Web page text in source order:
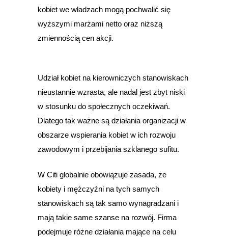
kobiet we władzach mogą pochwalić się
wyższymi marżami netto oraz niższą
zmiennością cen akcji.
Udział kobiet na kierowniczych stanowiskach
nieustannie wzrasta, ale nadal jest zbyt niski
w stosunku do społecznych oczekiwań.
Dlatego tak ważne są działania organizacji w
obszarze wspierania kobiet w ich rozwoju
zawodowym i przebijania szklanego sufitu.
W Citi globalnie obowiązuje zasada, że
kobiety i mężczyźni na tych samych
stanowiskach są tak samo wynagradzani i
mają takie same szanse na rozwój. Firma
podejmuje różne działania mające na celu